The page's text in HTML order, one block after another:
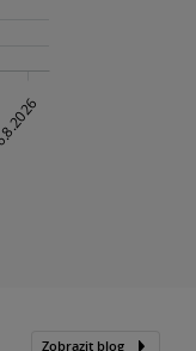
Zobrazit blog